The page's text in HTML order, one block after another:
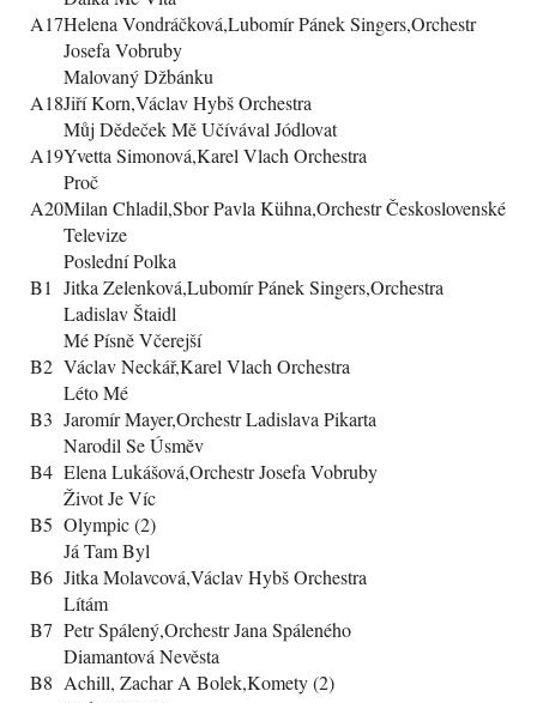
A17Helena Vondráčková,Lubomír Pánek Singers,Orchestr
Josefa Vobruby
Malovaný Džbánku
A18Jiří Korn,Václav Hybš Orchestra
Můj Dědeček Mě Učívával Jódlovat
A19Yvetta Simonová,Karel Vlach Orchestra
Proč
A20Milan Chladil,Sbor Pavla Kühna,Orchestr Československé
Televize
Poslední Polka
B1 Jitka Zelenková,Lubomír Pánek Singers,Orchestra
Ladislav Štaidl
Mé Písně Včerejší
B2 Václav Neckář,Karel Vlach Orchestra
Léto Mé
B3 Jaromír Mayer,Orchestr Ladislava Pikarta
Narodil Se Úsměv
B4 Elena Lukášová,Orchestr Josefa Vobruby
Život Je Víc
B5 Olympic (2)
Já Tam Byl
B6 Jitka Molavcová,Václav Hybš Orchestra
Lítám
B7 Petr Spálený,Orchestr Jana Spáleného
Diamantová Nevěsta
B8 Achill, Zachar A Bolek,Komety (2)